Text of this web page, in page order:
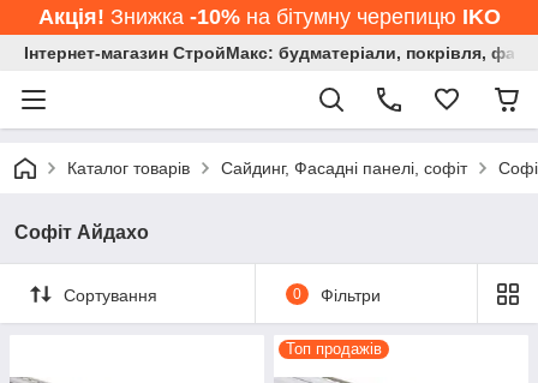
Акція! Знижка -10%на бітумну черепицю IKO
Інтернет-магазин СтройМакс: будматеріали, покрівля,
Каталог товарів Сайдинг, Фасадні панелі, софіт
Софіт Айдахо
Сортування 0 Фільтри
Топ продажів